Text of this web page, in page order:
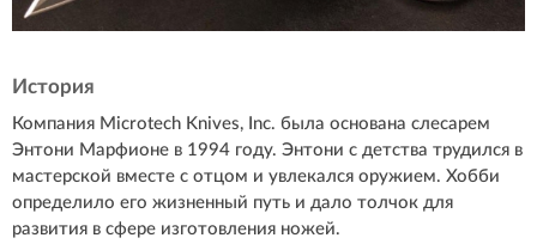
История
Компания Microtech Knives, Inc. была основана слесарем
Энтони Марфионе в 1994 году. Энтони с детства трудился в
мастерской вместе с отцом и увлекался оружием. Хобби
определило его жизненный путь и дало толчок для
развития в сфере изготовления ножей.